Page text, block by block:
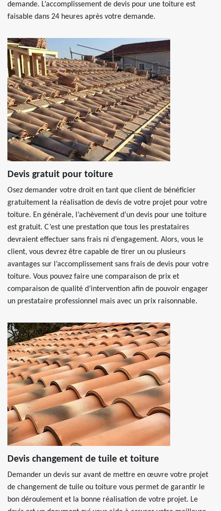
demande. L’accomplissement de devis pour une toiture est
faisable dans 24 heures après votre demande.
Devis gratuit pour toiture
Osez demander votre droit en tant que client de bénéficier
gratuitement la réalisation de devis de votre projet pour votre
toiture. En générale, l’achèvement d’un devis pour une toiture
est gratuit. C’est une prestation que tous les prestataires
devraient effectuer sans frais ni d’engagement. Alors, vous le
client, vous devrez être capable de tirer un ou plusieurs
avantages sur l’accomplissement sans frais de devis pour votre
toiture. Vous pouvez faire une comparaison de prix et
comparaison de qualité d’intervention afin de pouvoir engager
un prestataire professionnel mais avec un prix raisonnable.
Devis changement de tuile et toiture
Demander un devis sur avant de mettre en œuvre votre projet
de changement de tuile ou toiture vous permet de garantir le
bon déroulement et la bonne réalisation de votre projet. Le